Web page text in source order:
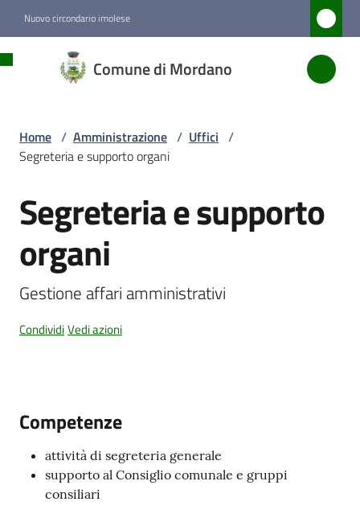
Nuovo circondario imolese
Comune di Mordano
di
Servizi
Vivere
Servizi
Home / Amministrazione / Uffici /
Segreteria e supporto organi
Salta al contenuto
Segreteria e supporto
organi
Gestione affari amministrativi
CondividiVedi azioni
Competenze
attività di segreteria generale
supporto al Consiglio comunale e gruppi
consiliari